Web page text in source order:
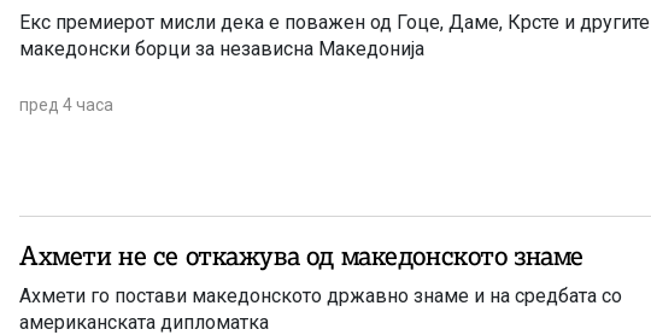
Екс премиерот мисли дека е поважен од Гоце, Даме, Крсте и другите
македонски борци за независна Македонија
пред 4 часа
Ахмети не се откажува од македонското знаме
Ахмети го постави македонското државно знаме и на средбата со
американската дипломатка